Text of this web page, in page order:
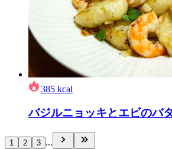
385 kcal
バジルニョッキとエビのバ
1 2 3 ...